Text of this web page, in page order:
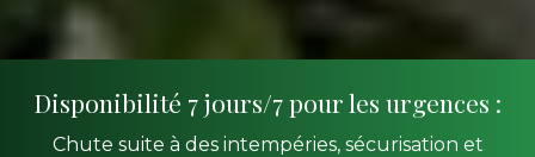
Disponibilité 7 jours/7 pour les urgences :
Chute suite à des intempéries, sécurisation et